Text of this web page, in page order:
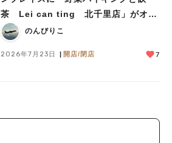
茶 Lei can ting 北千里店」がオー
プン予定！
のんびりこ
2026年7月23日 開店/閉店 7